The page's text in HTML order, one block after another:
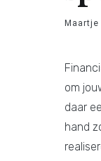
Maartje
om
daar
hand